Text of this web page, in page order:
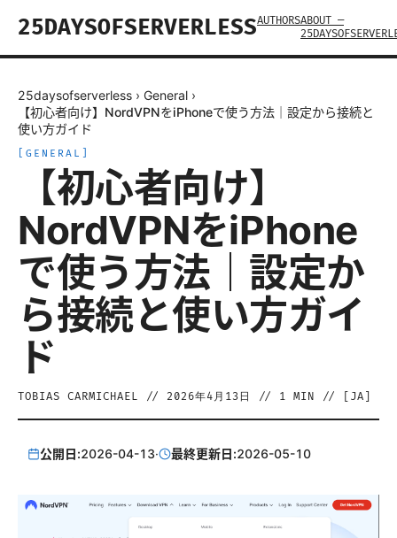
25DAYSOFSERVERLESSAUTHORSABOUT —
25daysofserverless › General ›
【初心者向け】NordVPNをiPhoneで使う方法｜設定から接続と
使い方ガイド
GENERAL
【初心者向け】
NordVPNをiPhone
で使う方法｜設定か
ら接続と使い方ガイ
ド
TOBIAS CARMICHAEL // 2026年4月13日 // 1 MIN // [ JA
公開日:2026-04-13· 最終更新日:2026-05-10